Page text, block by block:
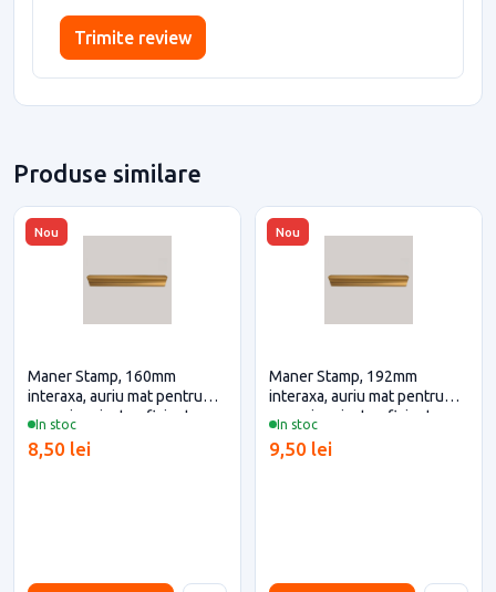
Trimite review
Produse similare
Nou
In stoc
Maner Stamp, 160mm
interaxa, auriu mat pentru
casa si proiecte eficiente
8,50 lei
Nou
In stoc
Maner Stamp, 192mm
interaxa, auriu mat pentru
casa si proiecte eficiente
9,50 lei